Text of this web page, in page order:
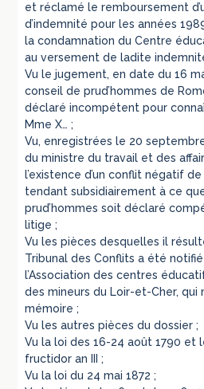
et réclamé le remboursement
d’indemnité pour les années
la condamnation du Centre
au versement de ladite
Vu le jugement, en date du 16
conseil de prud’hommes de
déclaré incompétent pour
Mme X… ;
Vu, enregistrées le 20
du ministre du travail et des
l’existence d’un conflit négatif
tendant subsidiairement à ce
prud’hommes soit déclaré
litige ;
Vu les pièces desquelles il
Tribunal des Conflits a été
l’Association des centres
des mineurs du Loir-et-Cher, qui
mémoire ;
Vu les autres pièces du dossier ;
Vu la loi des 16-24 août 1790 et
fructidor an III ;
Vu la loi du 24 mai 1872 ;